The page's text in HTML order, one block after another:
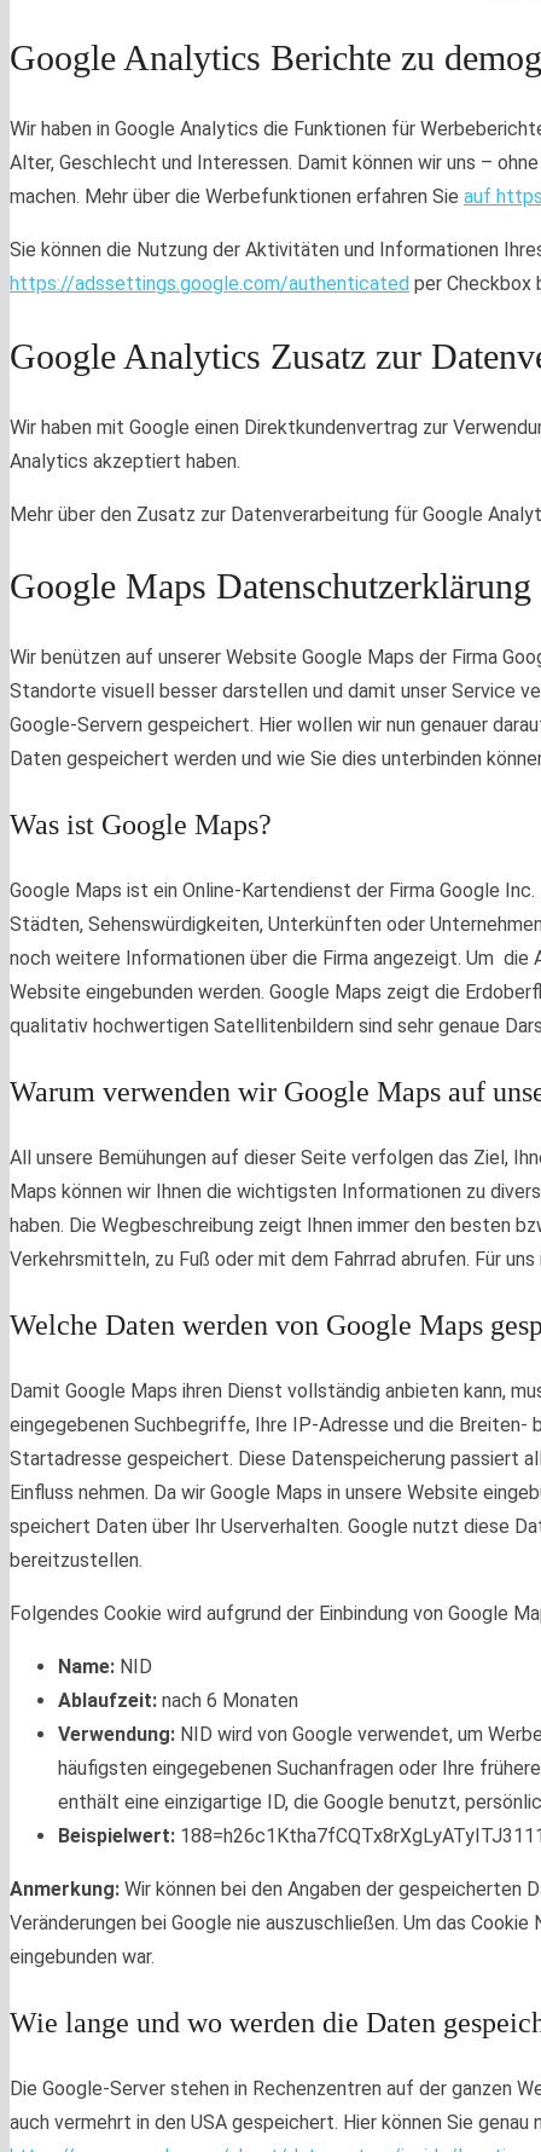
Google Analytics Berichte zu
Wir haben in Google Analytics die Funktionen für
Alter, Geschlecht und Interessen. Damit können wir uns –
machen. Mehr über die Werbefunktionen erfahren Sie auf
Sie können die Nutzung der Aktivitäten und Informationen
https://adssettings.google.com/authenticated per Checkbox
Google Analytics Zusatz zur
Wir haben mit Google einen Direktkundenvertrag zur
Analytics akzeptiert haben.
Mehr über den Zusatz zur Datenverarbeitung für Google
Google Maps Datenschutzerklärung
Wir benützen auf unserer Website Google Maps der Firma
Standorte visuell besser darstellen und damit unser Service
Google-Servern gespeichert. Hier wollen wir nun genauer
Daten gespeichert werden und wie Sie dies unterbinden
Was ist Google Maps?
Google Maps ist ein Online-Kartendienst der Firma Google
Städten, Sehenswürdigkeiten, Unterkünften oder
noch weitere Informationen über die Firma angezeigt. Um
Website eingebunden werden. Google Maps zeigt die
qualitativ hochwertigen Satellitenbildern sind sehr genaue
Warum verwenden wir Google Maps auf
All unsere Bemühungen auf dieser Seite verfolgen das Ziel,
Maps können wir Ihnen die wichtigsten Informationen zu
haben. Die Wegbeschreibung zeigt Ihnen immer den besten
Verkehrsmitteln, zu Fuß oder mit dem Fahrrad abrufen. Für
Welche Daten werden von Google Maps
Damit Google Maps ihren Dienst vollständig anbieten kann,
eingegebenen Suchbegriffe, Ihre IP-Adresse und die Breiten-
Startadresse gespeichert. Diese Datenspeicherung passiert
Einfluss nehmen. Da wir Google Maps in unsere Website
speichert Daten über Ihr Userverhalten. Google nutzt diese
bereitzustellen.
Folgendes Cookie wird aufgrund der Einbindung von Google
Name: NID
Ablaufzeit: nach 6 Monaten
Verwendung: NID wird von Google verwendet, um
häufigsten eingegebenen Suchanfragen oder Ihre
enthält eine einzigartige ID, die Google benutzt,
Beispielwert:
Anmerkung: Wir können bei den Angaben der gespeicherten
Veränderungen bei Google nie auszuschließen. Um das
eingebunden war.
Wie lange und wo werden die Daten
Die Google-Server stehen in Rechenzentren auf der ganzen
auch vermehrt in den USA gespeichert. Hier können Sie